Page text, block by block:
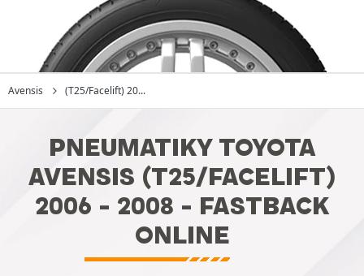
Avensis (T25/Facelift) 20...
PNEUMATIKY TOYOTA
AVENSIS (T25/FACELIFT)
2006 - 2008 - FASTBACK
ONLINE